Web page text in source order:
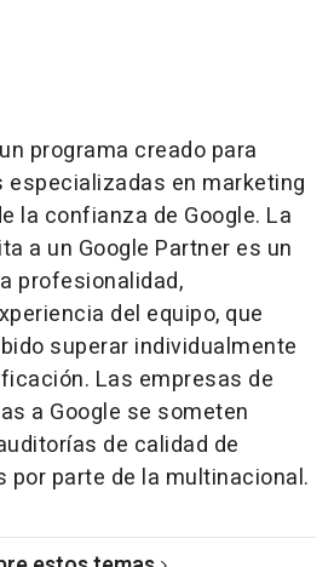
programa creado para
en marketing
la confianza de Google. La
a un Google Partner es un
profesionalidad,
del equipo, que
superar individualmente
Las empresas de
a Google se someten
de calidad de
por parte de la multinacional.